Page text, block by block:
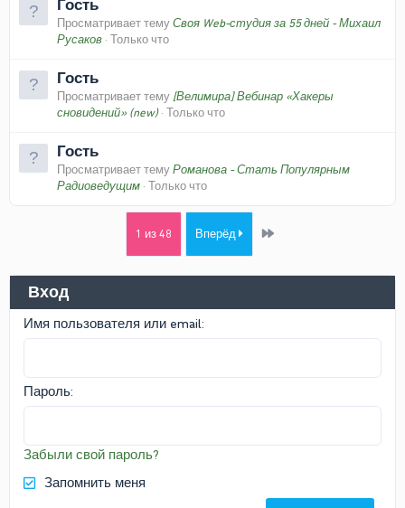
Гость
Просматривает тему Своя Web-студия за 55 дней - Михаил
Русаков Только что
Гость
Просматривает тему [Велимира] Вебинар «Хакеры
сновидений» (new) Только что
Гость
Просматривает тему Романова - Стать Популярным
Радиоведущим Только что
1 из 48 Вперёд Last
Вход
Имя пользователя или email
Пароль
Забыли свой пароль?
Запомнить меня